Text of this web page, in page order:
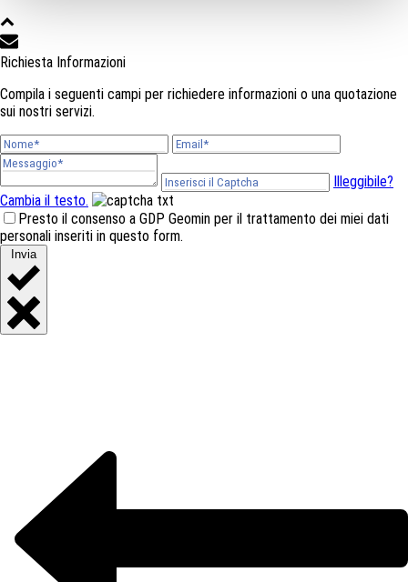
Richiesta Informazioni
Compila i seguenti campi per richiedere informazioni o una quotazione
sui nostri servizi.
Illeggibile?
Cambia il testo.
Presto il consenso a GDP Geomin per il trattamento dei miei dati
personali inseriti in questo form.
Invia